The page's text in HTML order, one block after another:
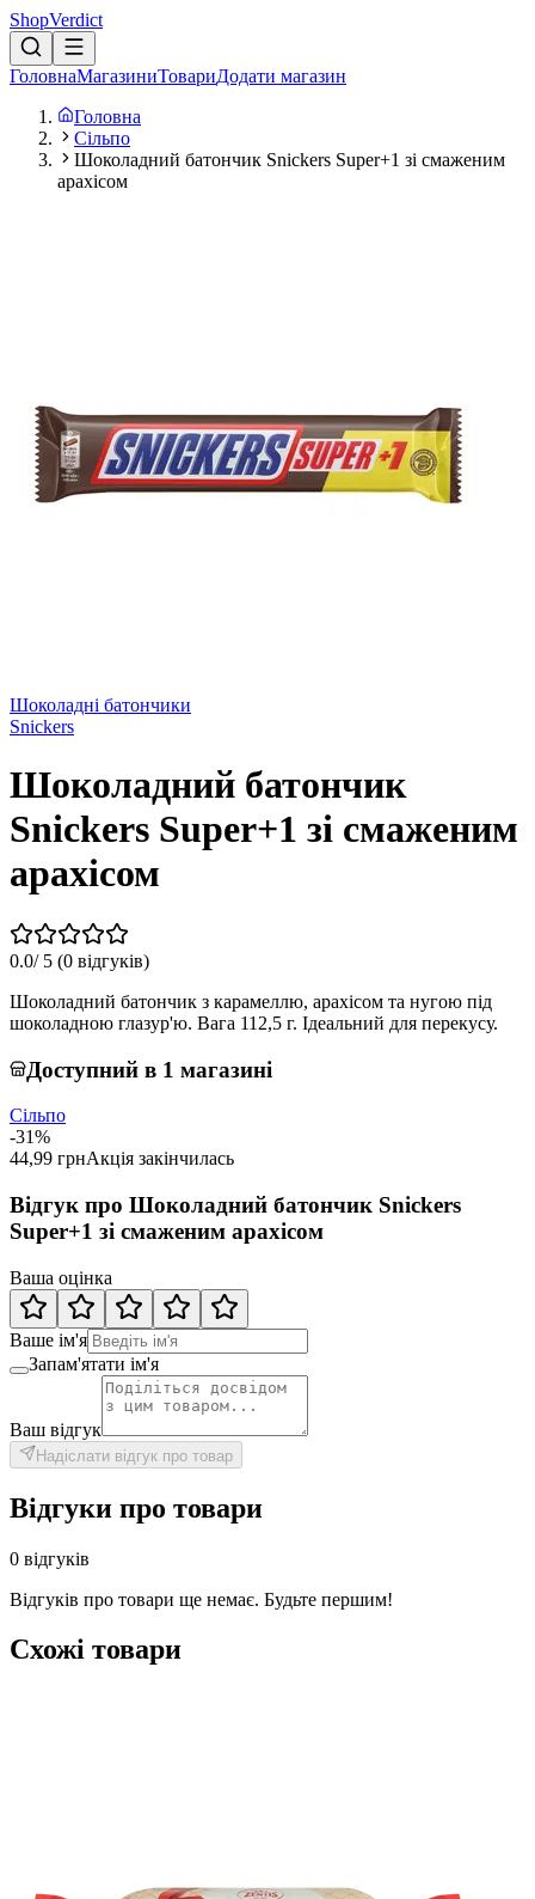
ShopVerdict
ГоловнаМагазиниТовариДодати магазин
Головна
Сільпо
Шоколадний батончик Snickers Super+1 зі смаженим
арахісом
Шоколадні батончики
Snickers
Шоколадний батончик
Snickers Super+1 зі смаженим
арахісом
0.0/ 5 (0 відгуків)
Шоколадний батончик з карамеллю, арахісом та нугою під
шоколадною глазур'ю. Вага 112,5 г. Ідеальний для перекусу.
Доступний в 1 магазині
Сільпо
-31%
44,99 грнАкція закінчилась
Відгук про Шоколадний батончик Snickers
Super+1 зі смаженим арахісом
Ваша оцінка
Ваше ім'я
Запам'ятати ім'я
Ваш відгук
Надіслати відгук про товар
Відгуки про товари
0 відгуків
Відгуків про товари ще немає. Будьте першим!
Схожі товари